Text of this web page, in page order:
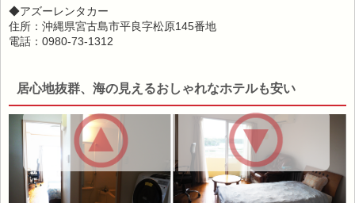
◆アズーレンタカー
住所：沖縄県宮古島市平良字松原145番地
電話：0980-73-1312
居心地抜群、海の見えるおしゃれなホテルも安い